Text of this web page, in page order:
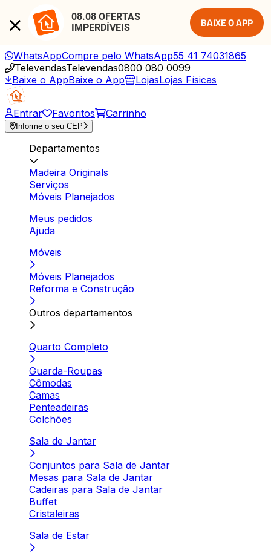
08.08 OFERTAS
IMPERDÍVEIS
BAIXE O APP
WhatsAppCompre pelo WhatsApp55 41 74031865
TelevendasTelevendas0800 080 0099
Baixe o AppBaixe o App LojasLojas Físicas
Entrar Favoritos Carrinho
Informe o seu CEP
Departamentos
Madeira Originals
Serviços
Móveis Planejados
Meus pedidos
Ajuda
Móveis
Móveis Planejados
Reforma e Construção
Outros departamentos
Quarto Completo
Guarda-Roupas
Cômodas
Camas
Penteadeiras
Colchões
Sala de Jantar
Conjuntos para Sala de Jantar
Mesas para Sala de Jantar
Cadeiras para Sala de Jantar
Buffet
Cristaleiras
Sala de Estar